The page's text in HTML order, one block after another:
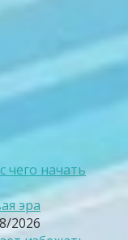
чего начать
эра
2026